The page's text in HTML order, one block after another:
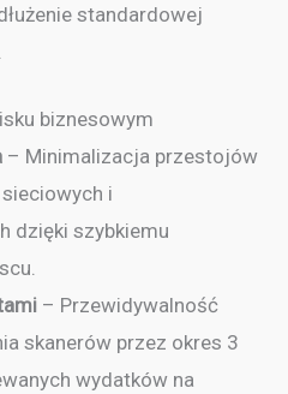
standardowej
biznesowym
– Minimalizacja przestojów
i
dzięki szybkiemu
– Przewidywalność
skanerów przez okres 3
wydatków na